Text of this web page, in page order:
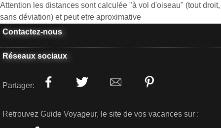
Attention les distances sont calculée "à vol d'oiseau" (tout droit,
sans déviation) et peut etre aproximative
Contactez-nous
Réseaux sociaux
Partager:
Retrouvez Guide Voyageur, le site de vos vacances sur :